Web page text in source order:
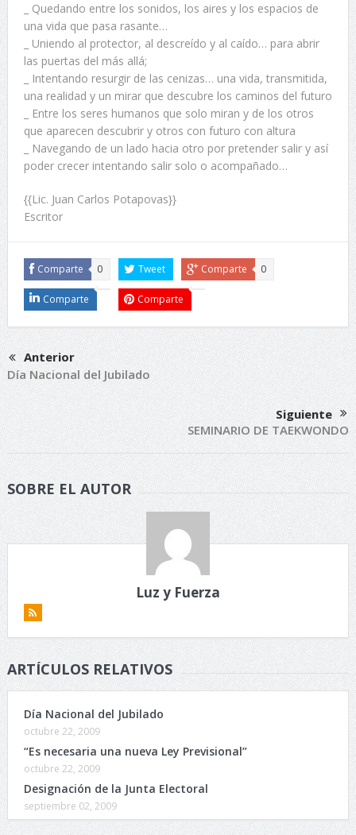
_ Quedando entre los sonidos, los aires y los espacios de
una vida que pasa rasante…
_ Uniendo al protector, al descreído y al caído… para abrir
las puertas del más allá;
_ Intentando resurgir de las cenizas… una vida, transmitida,
una realidad y un mirar que descubre los caminos del futuro
_ Entre los seres humanos que solo miran y de los otros
que aparecen descubrir y otros con futuro con altura
_ Navegando de un lado hacia otro por pretender salir y así
poder crecer intentando salir solo o acompañado…
{{Lic. Juan Carlos Potapovas}}
Escritor
Comparte 0 Tweet Comparte 0
Comparte Comparte
Anterior
Día Nacional del Jubilado
Siguiente
SEMINARIO DE TAEKWONDO
SOBRE EL AUTOR
Luz y Fuerza
ARTÍCULOS RELATIVOS
Día Nacional del Jubilado
octubre 22, 2009
“Es necesaria una nueva Ley Previsional”
octubre 22, 2009
Designación de la Junta Electoral
septiembre 02, 2009